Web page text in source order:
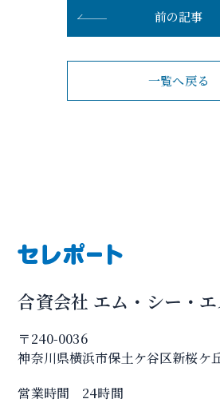
前の記事
一覧へ戻る
合資会社 エム・シー・エ
〒240-0036
神奈川県横浜市保土ケ谷区新桜ケ
営業時間 24時間